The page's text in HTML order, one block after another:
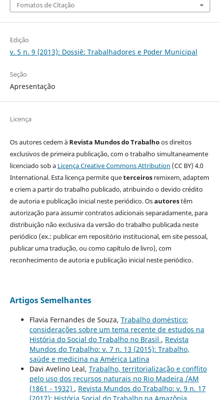
Fomatos de Citação
Edição
v. 5 n. 9 (2013): Dossiê: Trabalhadores e Poder Municipal
Seção
Apresentação
Licença
Os autores cedem à Revista Mundos do Trabalhoos direitos
exclusivos de primeira publicação, com o trabalho simultaneamente
licenciado sob a Licença Creative Commons Attribution (CC BY) 4.0
International. Esta licença permite queterceirosremixem, adaptem
e criem a partir do trabalho publicado, atribuindo o devido crédito
de autoria e publicação inicial neste periódico. Osautorestêm
autorização para assumir contratos adicionais separadamente, para
distribuição não exclusiva da versão do trabalho publicada neste
periódico (ex.: publicar em repositório institucional, em site pessoal,
publicar uma tradução, ou como capítulo de livro), com
reconhecimento de autoria e publicação inicial neste periódico.
Artigos Semelhantes
Flavia Fernandes de Souza, Trabalho doméstico:
considerações sobre um tema recente de estudos na
História do Social do Trabalho no Brasil , Revista
Mundos do Trabalho: v. 7 n. 13 (2015): Trabalho,
saúde e medicina na América Latina
Davi Avelino Leal, Trabalho, territorialização e conflito
pelo uso dos recursos naturais no Rio Madeira /AM
(1861 - 1932) , Revista Mundos do Trabalho: v. 9 n. 17